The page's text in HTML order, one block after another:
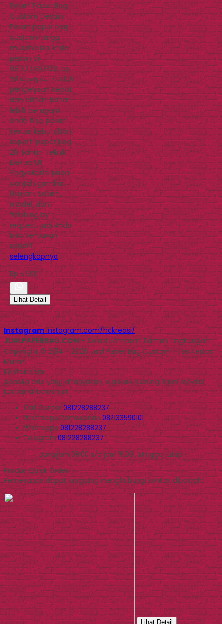
Pesan Paper Bag
Custom Desain
Pesan paper bag
custom harga
murah bisa Anda
pesan di
0812.1718.0308. by
WhatsApp, mudah
pengerjaan cepat
dan pilihan bahan
lebih beragam.
Anda bisa pesan
sesuai kebutuhan
seperti paper bag
20 Tahun Teknik
Elektro UII
Yogyakarta pada
contoh gambar.
Ukuran, desain,
model, dan
finishing by
request, jadi Anda
bisa tentukan
sendiri…
selengkapnya
Rp 5.500
Lihat Detail
Instagram instagram.com/hdkreasi/
JUALPAPERBAG.COM- Solusi Kemasan Ramah Lingkungan
Copyright © 2014 - 2026 Jual Paper Bag Custom | Tas Kertas
Murah
Kontak Kami
Apabila ada yang ditanyakan, silahkan hubungi kami melalui
kontak di bawah ini.
Call Center081228288237
WhatsappPemesanan 082133590101
Whatsapp081228288237
Telegram081228288237
Buka jam 09.00 s/d jam 16.00 , Minggu tutup
Produk Quick Order
Pemesanan dapat langsung menghubungi kontak dibawah:
Lihat Detail